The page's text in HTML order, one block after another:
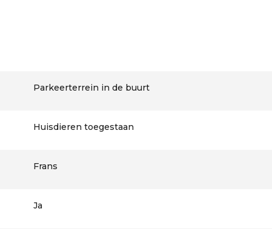
Parkeerterrein in de buurt
Huisdieren toegestaan
Frans
Ja